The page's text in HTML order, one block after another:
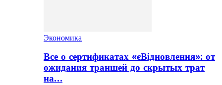
Экономика
Все о сертификатах «єВідновлення»: от
ожидания траншей до скрытых трат
на…